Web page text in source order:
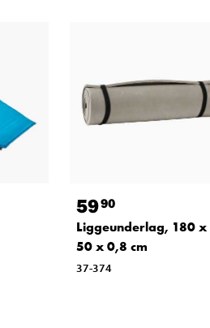
5990
Liggeunderlag, 180 x
50 x 0,8 cm
37-374